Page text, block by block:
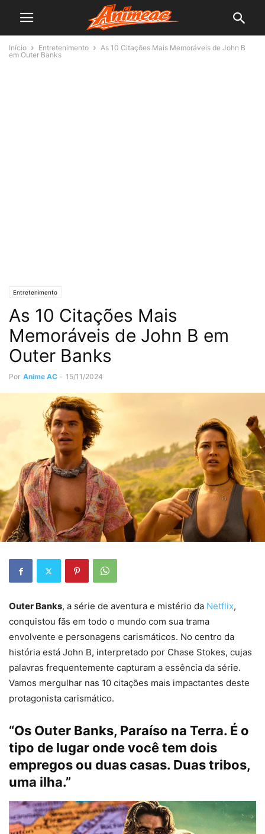
Início Entretenimento
As 10 Citações Mais Memoráveis de John B
em Outer Banks
Entretenimento
As 10 Citações Mais
Memoráveis de John B em
Outer Banks
Por Anime AC - 15/11/2024
Outer Banks, a série de aventura e mistério da Netflix,
conquistou fãs em todo o mundo com sua trama
envolvente e personagens carismáticos. No centro da
história está John B, interpretado por Chase Stokes, cujas
palavras frequentemente capturam a essência da série.
Vamos mergulhar nas 10 citações mais impactantes deste
protagonista carismático.
“Os Outer Banks, Paraíso na Terra. É o
tipo de lugar onde você tem dois
empregos ou duas casas. Duas tribos,
uma ilha.”